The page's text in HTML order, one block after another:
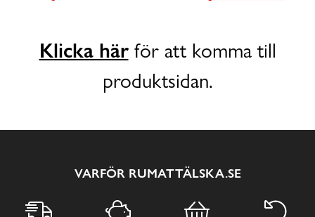
Klicka härför att komma till
produktsidan.
VARFÖR RUMATTÄLSKA.SE